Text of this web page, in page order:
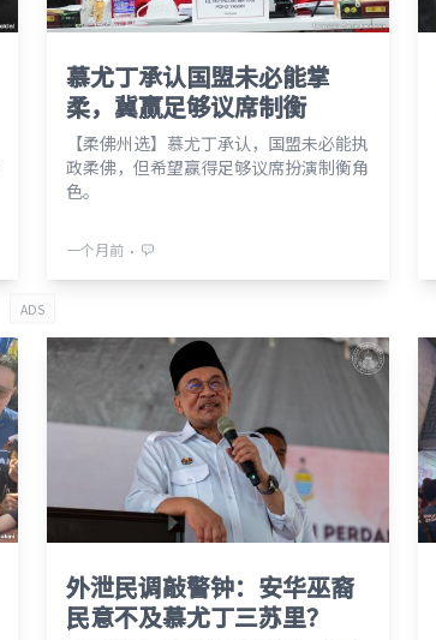
慕尤丁承认国盟未必能掌
柔，冀赢足够议席制衡
【柔佛州选】慕尤丁承认，国盟未必能执
政柔佛，但希望赢得足够议席扮演制衡角
色。
一个月前 ⋅
ADS
外泄民调敲警钟：安华巫裔
民意不及慕尤丁三苏里？